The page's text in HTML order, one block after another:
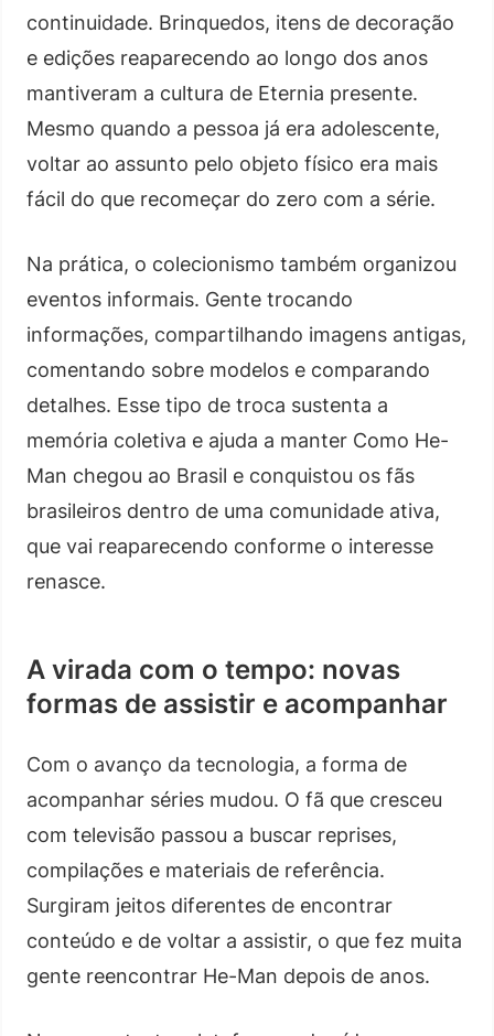
continuidade. Brinquedos, itens de decoração
e edições reaparecendo ao longo dos anos
mantiveram a cultura de Eternia presente.
Mesmo quando a pessoa já era adolescente,
voltar ao assunto pelo objeto físico era mais
fácil do que recomeçar do zero com a série.
Na prática, o colecionismo também organizou
eventos informais. Gente trocando
informações, compartilhando imagens antigas,
comentando sobre modelos e comparando
detalhes. Esse tipo de troca sustenta a
memória coletiva e ajuda a manter Como He-
Man chegou ao Brasil e conquistou os fãs
brasileiros dentro de uma comunidade ativa,
que vai reaparecendo conforme o interesse
renasce.
A virada com o tempo: novas
formas de assistir e acompanhar
Com o avanço da tecnologia, a forma de
acompanhar séries mudou. O fã que cresceu
com televisão passou a buscar reprises,
compilações e materiais de referência.
Surgiram jeitos diferentes de encontrar
conteúdo e de voltar a assistir, o que fez muita
gente reencontrar He-Man depois de anos.